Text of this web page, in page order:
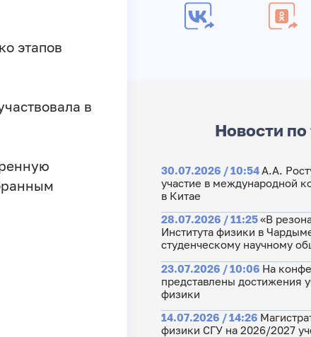
этапов
в
Новости
30.07.2026 / 10:54А.А.
участие в международной
в Китае
28.07.2026 / 11:25«В
Института физики в
студенческому научному
23.07.2026 / 10:06 На
представлены достижения
физики
14.07.2026 / 14:26
физики СГУ на 2026/2027